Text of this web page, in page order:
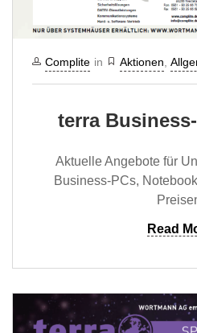
Complite in Aktionen
terra
Aktuelle Angebote für
Business-PCs,
Read